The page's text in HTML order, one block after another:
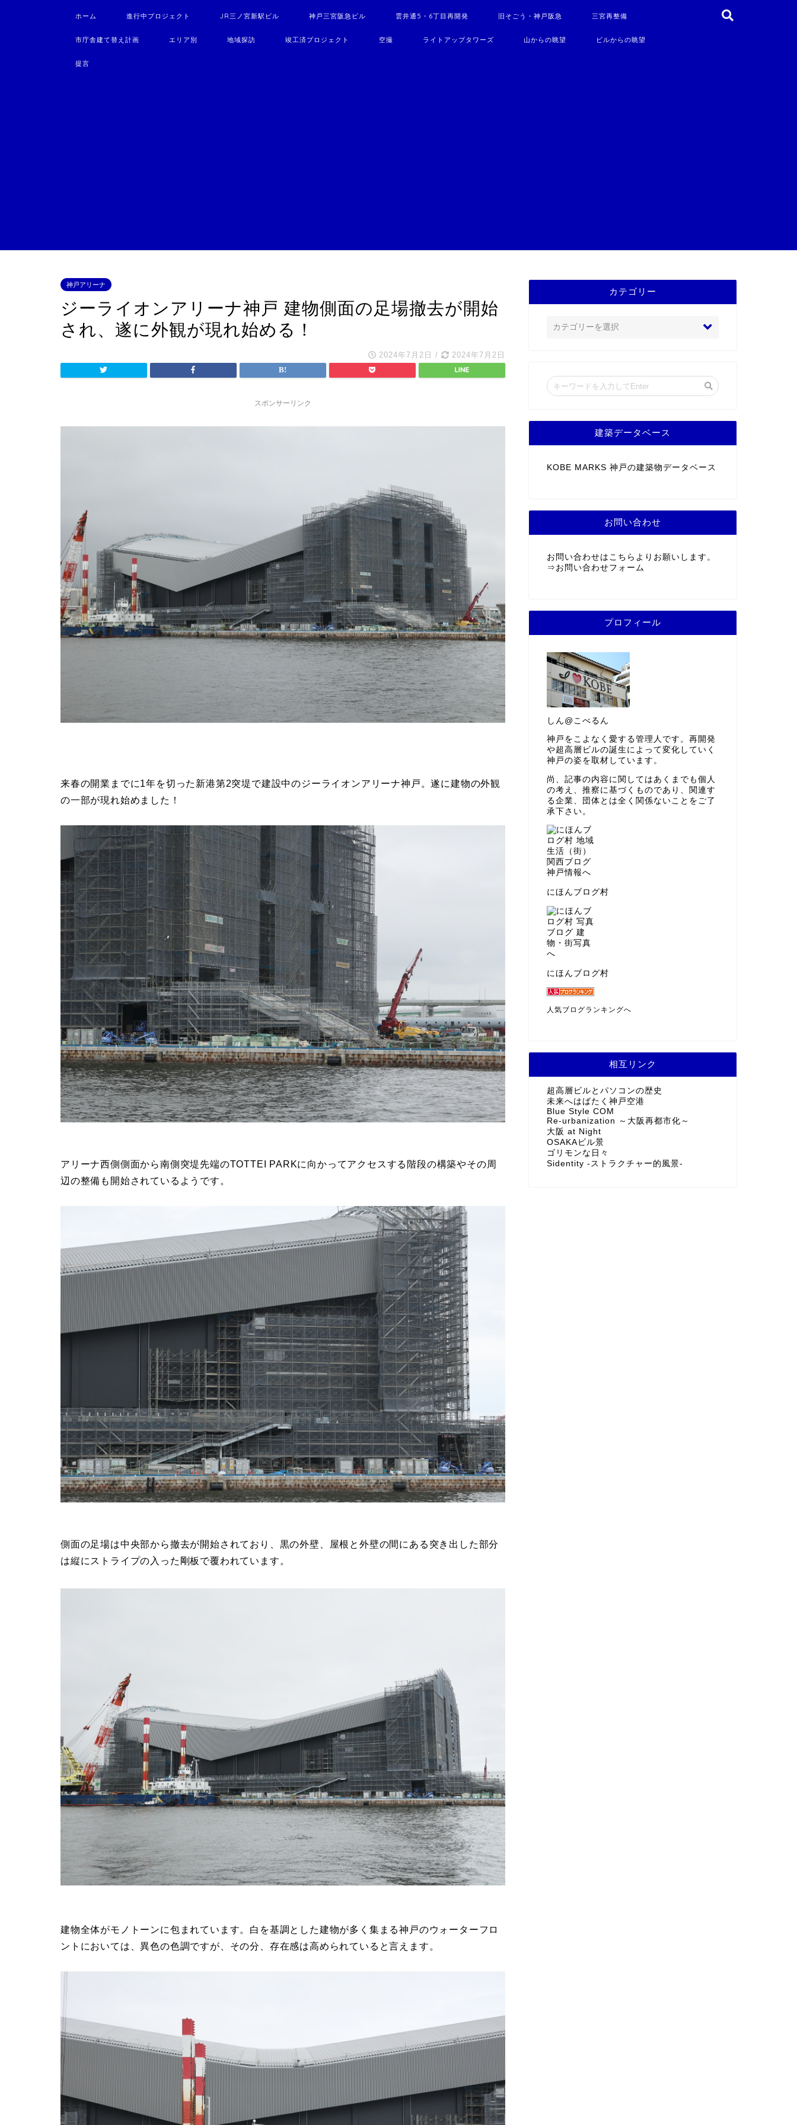
ホーム 進行中プロジェクト JR三ノ宮新駅ビル 神戸三宮阪急ビル 雲井通5・6丁目再開発 旧そごう・神戸阪急 三宮再整備
市庁舎建て替え計画 エリア別 地域探訪 竣工済プロジェクト 空撮 ライトアップタワーズ 山からの眺望 ビルからの眺望
提言
神戸アリーナ
ジーライオンアリーナ神戸 建物側面の足場撤去が開始
され、遂に外観が現れ始める！
2024年7月2日 / 2024年7月2日
スポンサーリンク
来春の開業までに1年を切った新港第2突堤で建設中のジーライオンアリーナ神戸。遂に建物の外観
の一部が現れ始めました！
アリーナ西側側面から南側突堤先端のTOTTEI PARKに向かってアクセスする階段の構築やその周
辺の整備も開始されているようです。
側面の足場は中央部から撤去が開始されており、黒の外壁、屋根と外壁の間にある突き出した部分
は縦にストライプの入った剛板で覆われています。
建物全体がモノトーンに包まれています。白を基調とした建物が多く集まる神戸のウォーターフロ
ントにおいては、異色の色調ですが、その分、存在感は高められていると言えます。
カテゴリー
建築データベース
KOBE MARKS 神戸の建築物データベース
お問い合わせ
お問い合わせはこちらよりお願いします。
⇒ お問い合わせフォーム
プロフィール
しん@こべるん
神戸をこよなく愛する管理人です。再開発
や超高層ビルの誕生によって変化していく
神戸の姿を取材しています。
尚、記事の内容に関してはあくまでも個人
の考え、推察に基づくものであり、関連す
る企業、団体とは全く関係ないことをご了
承下さい。
にほんブログ村
にほんブログ村
人気ブログランキングへ
相互リンク
超高層ビルとパソコンの歴史
未来へはばたく神戸空港
Blue Style COM
Re-urbanization ～大阪再都市化～
大阪 at Night
OSAKAビル景
ゴリモンな日々
Sidentity -ストラクチャー的風景-